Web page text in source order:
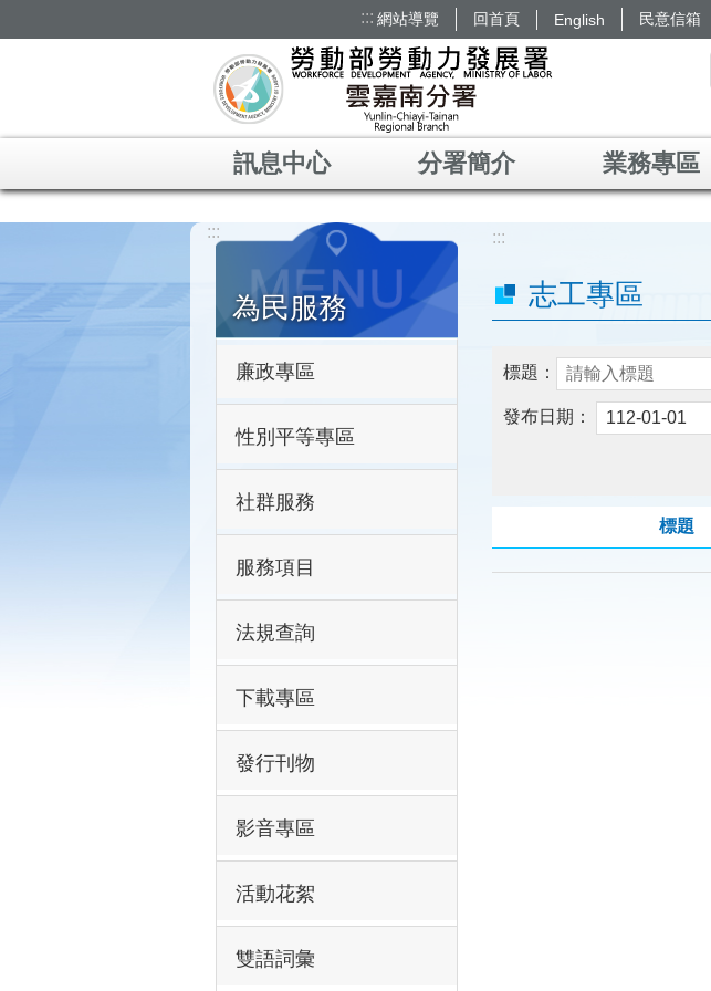
::: 網站導覽 回首頁 English 民意信箱
訊息中心 分署簡介 業務專區
:::
為民服務
廉政專區
性別平等專區
社群服務
服務項目
法規查詢
下載專區
發行刊物
影音專區
活動花絮
雙語詞彙
:::
志工專區
標題：
發布日期：
標題